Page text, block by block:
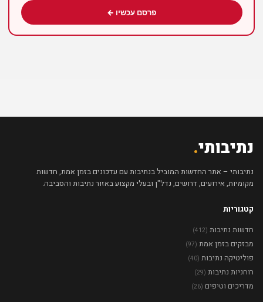
פרסם עכשיו ←
נתיבותי.
נתיבותי – אתר החדשות המוביל בנתיבות עם עדכונים בזמן אמת, חדשות
מקומיות, אירועים, דרושים, נדל"ן ובעלי מקצוע באזור נתיבות והסביבה.
קטגוריות
חדשות נתיבות (412)
מבזקים בזמן אמת (97)
פוליטיקה נתיבות (40)
רוחניות נתיבות (29)
מדריכים וטיפים (26)